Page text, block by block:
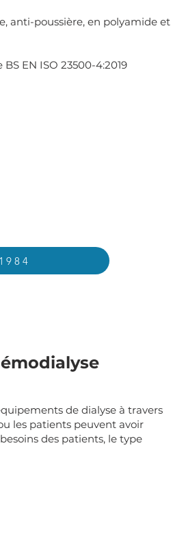
anti-poussière, en polyamide et
EN ISO 23500-4:2019
de dialyse à travers
les patients peuvent avoir
des patients, le type